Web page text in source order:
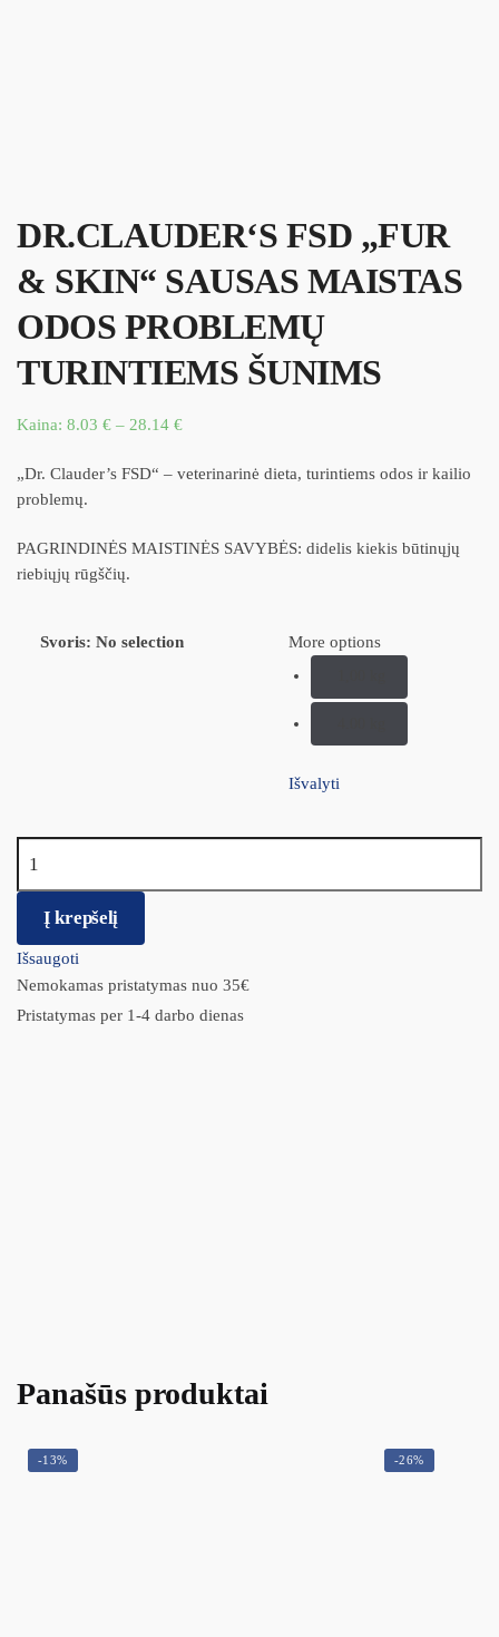
DR.CLAUDER‘S FSD „FUR
& SKIN“ SAUSAS MAISTAS
ODOS PROBLEMŲ
TURINTIEMS ŠUNIMS
Kaina: 8.03 € – 28.14 €
„Dr. Clauder’s FSD“ – veterinarinė dieta, turintiems odos ir kailio
problemų.
PAGRINDINĖS MAISTINĖS SAVYBĖS: didelis kiekis būtinųjų
riebiųjų rūgščių.
Svoris: No selection More options
Išvalyti
Į krepšelį
Išsaugoti
Nemokamas pristatymas nuo 35€
Pristatymas per 1-4 darbo dienas
Panašūs produktai
-13% -26%